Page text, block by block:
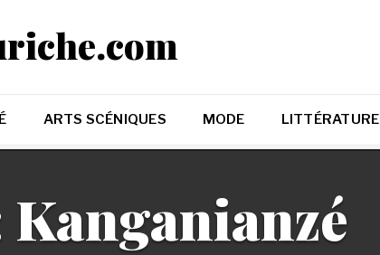
ARTS SCÉNIQUES MODE LITTÉRATURE
Kanganianzé